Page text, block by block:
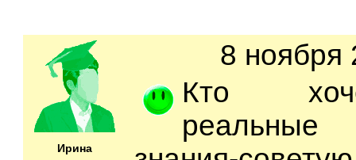
Ирина
8 ноября
Кто
реальные